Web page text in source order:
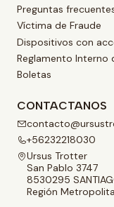
Preguntas
Víctima de Fraude
Dispositivos con
Reglamento Interno
Boletas
CONTACTANOS
+56232218030
Ursus Trotter
San Pablo 3747
8530295
Región